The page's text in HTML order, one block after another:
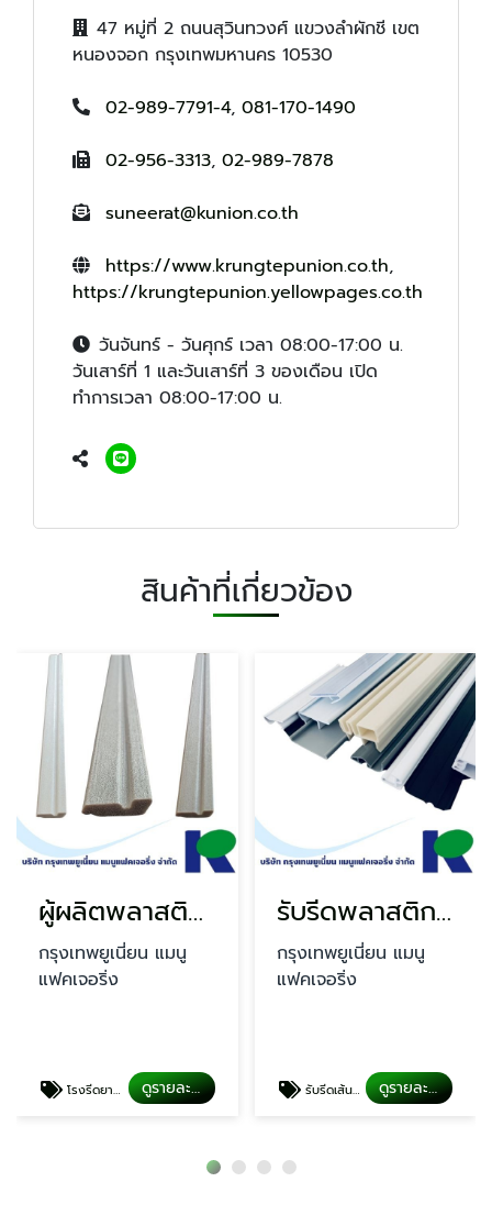
47 หมู่ที่ 2 ถนนสุวินทวงศ์ แขวงลำผักชี เขต
หนองจอก กรุงเทพมหานคร 10530
02-989-7791-4, 081-170-1490
02-956-3313, 02-989-7878
suneerat@kunion.co.th
https://www.krungtepunion.co.th,
https://krungtepunion.yellowpages.co.th
วันจันทร์ - วันศุกร์ เวลา 08:00-17:00 น.
วันเสาร์ที่ 1 และวันเสาร์ที่ 3 ของเดือน เปิด
ทำการเวลา 08:00-17:00 น.
สินค้าที่เกี่ยวข้อง
ผู้ผลิตพลาสติกรีดเส้นโปรไฟล์
กรุงเทพยูเนี่ยน แมนู
แฟคเจอริ่ง
โรงรีดยางโปรไฟล์ ดูรายละเอียด
รับรีดพลาสติกตามแบบ
กรุงเทพยูเนี่ยน แมนู
แฟคเจอริ่ง
รับรีดเส้นพลาสติก ดูรายละเอียด